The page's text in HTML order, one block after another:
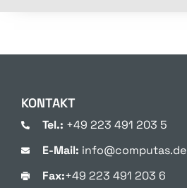
KONTAKT
Tel.: +49 223 491 203 5
E-Mail: info@computas.de
Fax:+49 223 491 203 6